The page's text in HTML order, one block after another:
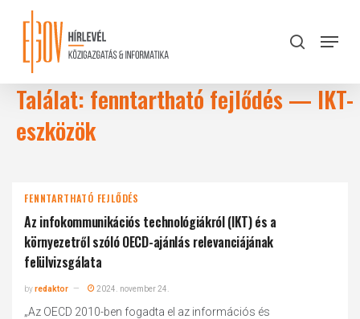
content
search
Menu
Találat: fenntartható fejlődés — IKT-
eszközök
FENNTARTHATÓ FEJLŐDÉS
Az infokommunikációs technológiákról (IKT) és a
környezetről szóló OECD-ajánlás relevanciájának
felülvizsgálata
byredaktor 2024. november 24.
„Az OECD 2010-ben fogadta el az információs és
Close